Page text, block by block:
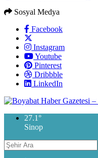
Sosyal Medya
Facebook
Instagram
Youtube
Pinterest
Dribbble
LinkedIn
27.1 °
Sinop